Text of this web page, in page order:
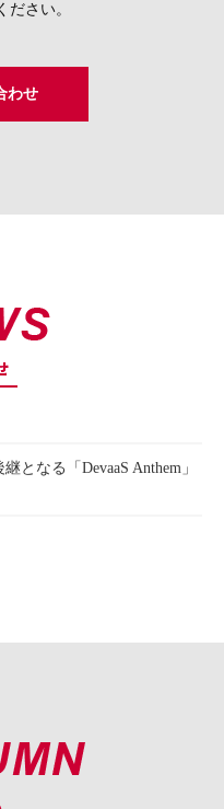
ださい。
わせ
継となる「DevaaS Anthem」